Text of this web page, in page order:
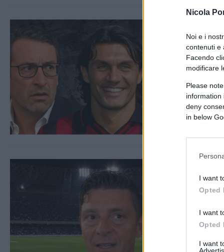
Nicola
Noi e i
contenuti e
Facendo
modificare
Please
information
deny
in below
I want
Opted
I want
Opted
I want